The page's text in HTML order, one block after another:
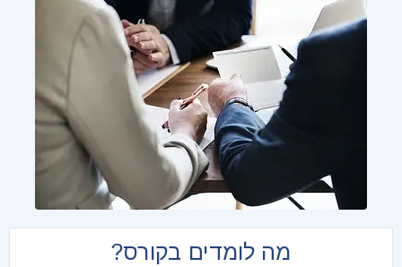
מה לומדים בקורס?